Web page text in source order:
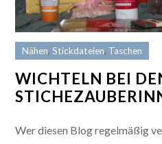
Nähen,Stickdateien, Taschen
WICHTELN BEI
Wer diesen Blog regelmäßig